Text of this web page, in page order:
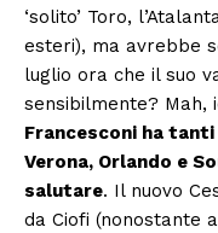
‘solito’ Toro,
esteri), ma avrebbe
luglio ora che il suo
sensibilmente? Mah,
Francesconi ha
Verona, Orlando e
salutare. Il nuovo
da Ciofi (nonostante